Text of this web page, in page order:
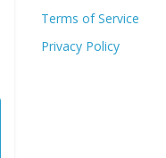
Terms of Service
Privacy Policy